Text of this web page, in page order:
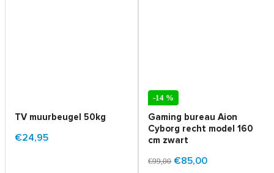
TV muurbeugel 50kg
€24,95
-14 %
Gaming bureau Aion
Cyborg recht model 160
cm zwart
€99,00 €85,00